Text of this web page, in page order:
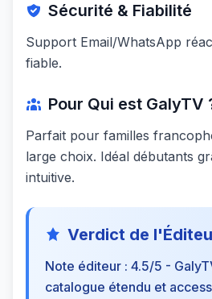
Sécurité & Fiabilité
Support Email/WhatsApp
fiable.
Pour Qui est GalyTV
Parfait pour familles
large choix. Idéal débutants
intuitive.
Verdict de
Note éditeur : 4.5/5 -
catalogue étendu et